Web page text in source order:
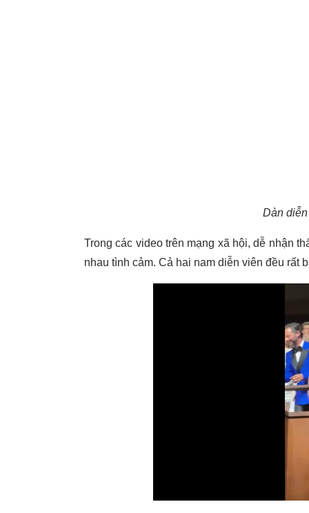
Dàn
Trong các video trên mạng xã hội, dễ nhận
nhau tình cảm. Cả hai nam diễn viên đều rất